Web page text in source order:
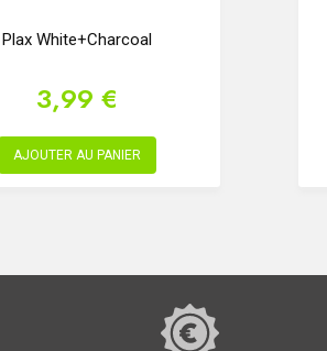
Plax White+Charcoal
3,99 €
AJOUTER AU PANIER